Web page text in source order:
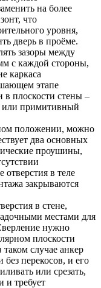
на более
что
уровня,
дверь в проёме.
зазоры между
с каждой стороны,
каркаса
этапе
в плоскости стены –
или примитивный
положении, можно
два основных
проушины,
отверстия в теле
закрываются
в стене,
местами для
нужно
плоскости
случае анкер
без перекосов, и его
или срезать,
и требует